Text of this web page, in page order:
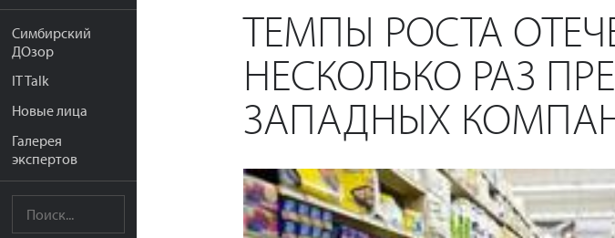
Симбирский
ДОзор
IT Talk
Новые лица
Галерея
экспертов
ТЕМПЫ РОСТА
НЕСКОЛЬКО РАЗ
ЗАПАДНЫХ